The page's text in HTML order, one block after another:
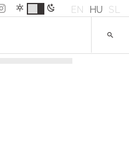
EN HU SL